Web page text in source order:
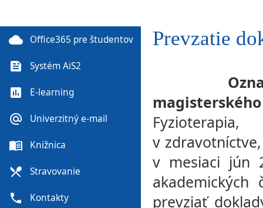
Prevzatie
v
v mesiaci jún
prevziať
cloud Office365 pre študentov
feed Systém AiS2
poll E-learning
alternate_email Univerzitný e-mail
menu_book Knižnica
local_dining Stravovanie
phone Kontakty